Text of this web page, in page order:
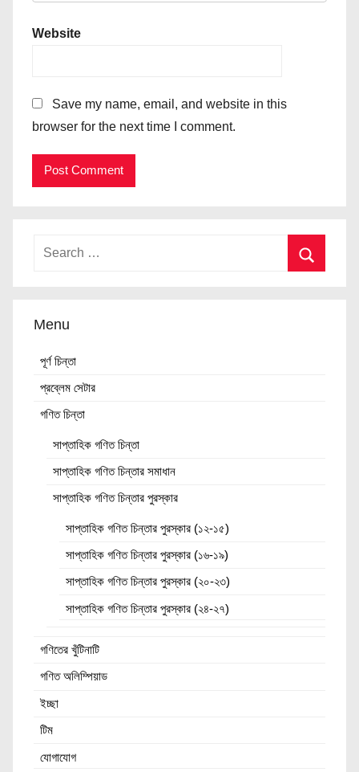
Website
Save my name, email, and website in this
browser for the next time I comment.
Menu
পূর্ণ চিন্তা
প্রব্লেম সেটার
গণিত চিন্তা
সাপ্তাহিক গণিত চিন্তা
সাপ্তাহিক গণিত চিন্তার সমাধান
সাপ্তাহিক গণিত চিন্তার পুরস্কার
সাপ্তাহিক গণিত চিন্তার পুরস্কার (১২-১৫)
সাপ্তাহিক গণিত চিন্তার পুরস্কার (১৬-১৯)
সাপ্তাহিক গণিত চিন্তার পুরস্কার (২০-২৩)
সাপ্তাহিক গণিত চিন্তার পুরস্কার (২৪-২৭)
গণিতের খুঁটিনাটি
গণিত অলিম্পিয়াড
ইচ্ছা
টিম
যোগাযোগ